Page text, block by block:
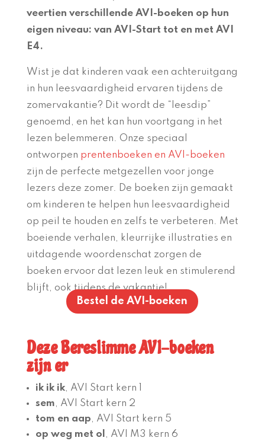
veertien verschillende AVI-boeken op hun
eigen niveau: van AVI-Start tot en met AVI
E4.
Wist je dat kinderen vaak een achteruitgang
in hun leesvaardigheid ervaren tijdens de
zomervakantie? Dit wordt de “leesdip”
genoemd, en het kan hun voortgang in het
lezen belemmeren. Onze speciaal
ontworpen prentenboeken en AVI-boeken
zijn de perfecte metgezellen voor jonge
lezers deze zomer. De boeken zijn gemaakt
om kinderen te helpen hun leesvaardigheid
op peil te houden en zelfs te verbeteren. Met
boeiende verhalen, kleurrijke illustraties en
uitdagende woordenschat zorgen de
boeken ervoor dat lezen leuk en stimulerend
blijft, ook tijdens de vakantie!
Bestel de AVI-boeken
Deze Bereslimme AVI-boeken
zijn er
ik ik ik, AVI Start kern 1
sem, AVI Start kern 2
tom en aap, AVI Start kern 5
op weg met ol , AVI M3 kern 6